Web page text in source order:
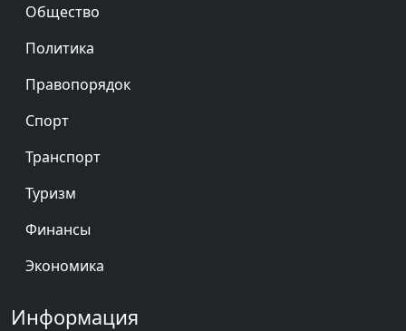
Общество
Политика
Правопорядок
Спорт
Транспорт
Туризм
Финансы
Экономика
Информация